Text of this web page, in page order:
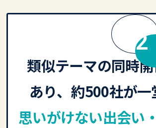
MERIT
類似テーマの同時
あり、約500社が一
思いがけない出会い